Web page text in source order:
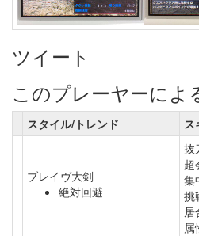
ツイート
このプレーヤーによ
スタイル/トレンド ス
ブレイヴ大剣
絶対回避
抜
超
集
挑
居
属